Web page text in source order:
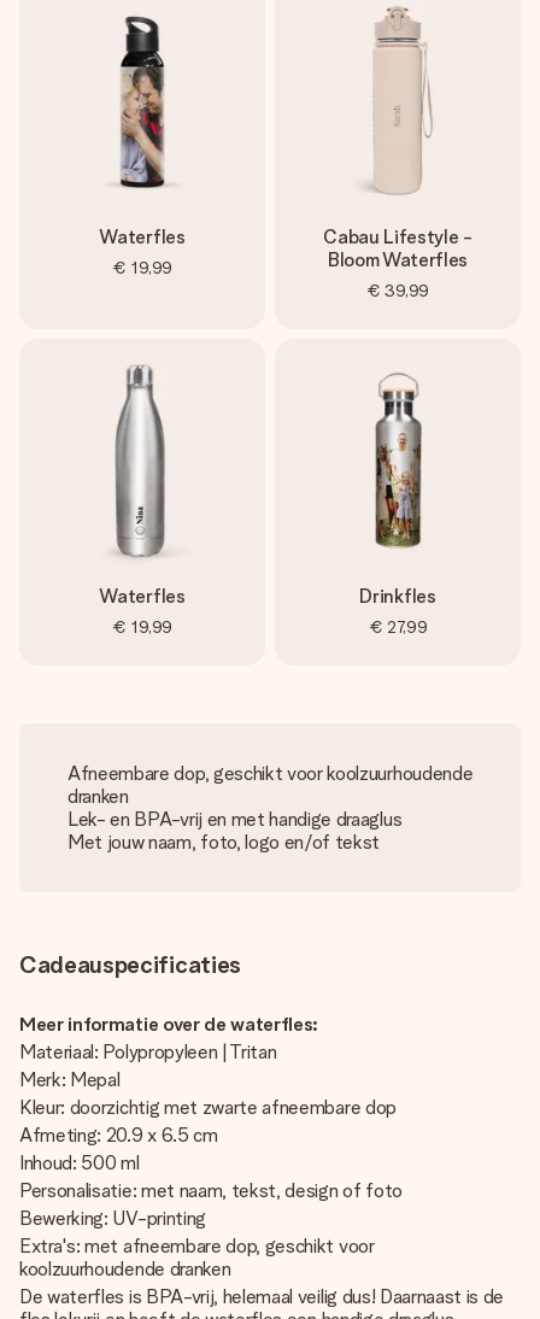
Waterfles
€ 19,99
Cabau Lifestyle -
Bloom Waterfles
€ 39,99
Waterfles
€ 19,99
Drinkfles
€ 27,99
Afneembare dop, geschikt voor koolzuurhoudende
dranken
Lek- en BPA-vrij en met handige draaglus
Met jouw naam, foto, logo en/of tekst
Cadeauspecificaties
Meer informatie over de waterfles:
Materiaal: Polypropyleen | Tritan
Merk: Mepal
Kleur: doorzichtig met zwarte afneembare dop
Afmeting: 20.9 x 6.5 cm
Inhoud: 500 ml
Personalisatie: met naam, tekst, design of foto
Bewerking: UV-printing
Extra's: met afneembare dop, geschikt voor
koolzuurhoudende dranken
De waterfles is BPA-vrij, helemaal veilig dus! Daarnaast is de